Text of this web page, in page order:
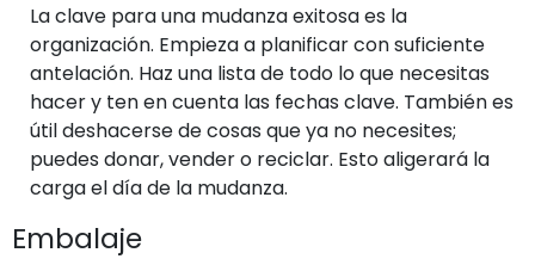
La clave para una mudanza exitosa es la
organización. Empieza a planificar con suficiente
antelación. Haz una lista de todo lo que necesitas
hacer y ten en cuenta las fechas clave. También es
útil deshacerse de cosas que ya no necesites;
puedes donar, vender o reciclar. Esto aligerará la
carga el día de la mudanza.
Embalaje